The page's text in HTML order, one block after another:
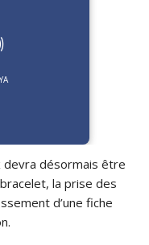
devra désormais être
la prise des
d’une fiche